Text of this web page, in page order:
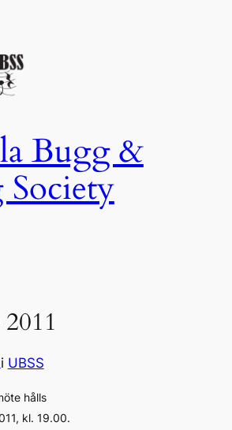
Bugg &
i UBSS
hålls
kl. 19.00.